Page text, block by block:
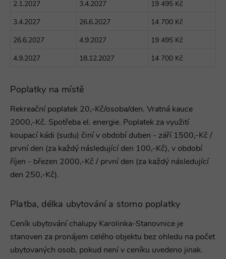
2.1.2027 3.4.2027 19 495 Kč
3.4.2027 26.6.2027 14 700 Kč
26.6.2027 4.9.2027 19 495 Kč
4.9.2027 18.12.2027 14 700 Kč
Poplatky na místě
Rekreační poplatek 20,-Kč/osoba/den. Vratná kauce
2000,-Kč. Spotřeba el. energie. Poplatek za využití
koupací kádi (sudu) činí v období duben - září 1500,-Kč /
první den (za každý následující den 100,-Kč), v období
říjen - březen 2000,-Kč / první den (za každý následující
den 250,-Kč).
Platba, délka ubytování a storno poplatky
Ceník ubytování chalupy Karolinka-Stanovnice je
stanoven za pronájem celého objektu bez ohledu na počet
ubytovaných osob, pokud není v ceníku uvedeno jinak.